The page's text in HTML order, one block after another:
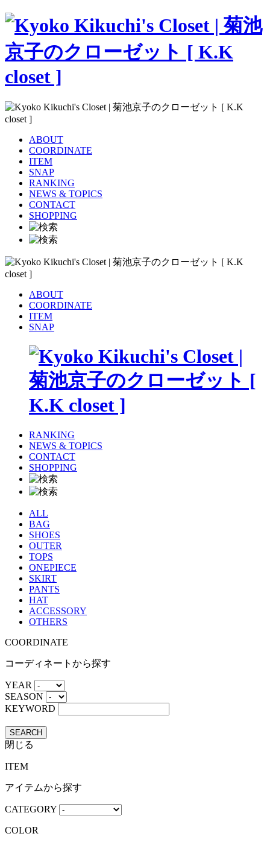
ABOUT
COORDINATE
ITEM
SNAP
RANKING
NEWS & TOPICS
CONTACT
SHOPPING
ABOUT
COORDINATE
ITEM
SNAP
RANKING
NEWS & TOPICS
CONTACT
SHOPPING
ALL
BAG
SHOES
OUTER
TOPS
ONEPIECE
SKIRT
PANTS
HAT
ACCESSORY
OTHERS
COORDINATE
コーディネートから探す
YEAR
SEASON
KEYWORD
SEARCH
閉じる
ITEM
アイテムから探す
CATEGORY
COLOR